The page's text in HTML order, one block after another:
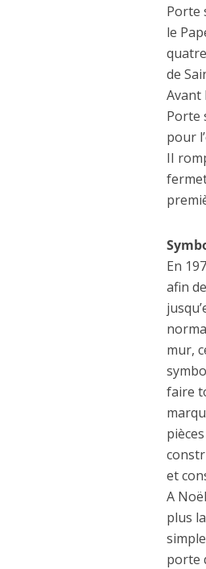
Porte
le
de
Avant
Porte
pour
II
En
afin
mur,
faire
et
A
plus
porte